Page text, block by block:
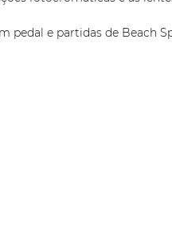
e partidas de Beach